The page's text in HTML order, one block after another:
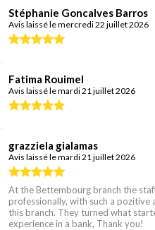
Stéphanie Goncalves Barros
Avis laissé le mercredi 22 juillet 2026
Fatima Rouimel
Avis laissé le mardi 21 juillet 2026
grazziela gialamas
Avis laissé le mardi 21 juillet 2026
At the Bettembourg branch the
professionally, with such a
this branch. They turned what
experience in a bank, Thank you!